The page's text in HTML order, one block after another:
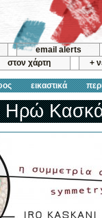
email alerts
στον χάρτη +
εικαστικά
- Ηρώ